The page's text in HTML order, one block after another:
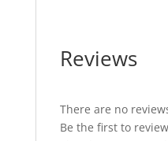
Reviews
There are no
Be the first to